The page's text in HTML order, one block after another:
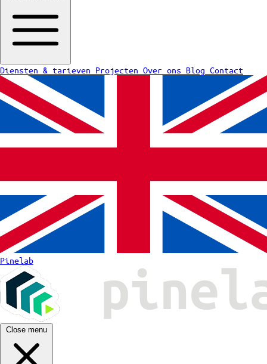
Diensten & tarieven Projecten Over ons Blog Contact
Pinelab
Close menu